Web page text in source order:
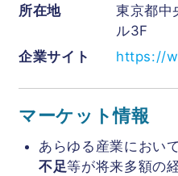
所在地
東京都中
ル3F
企業サイト
https://
マーケット情報
あらゆる産業におい
不足等が将来多額の